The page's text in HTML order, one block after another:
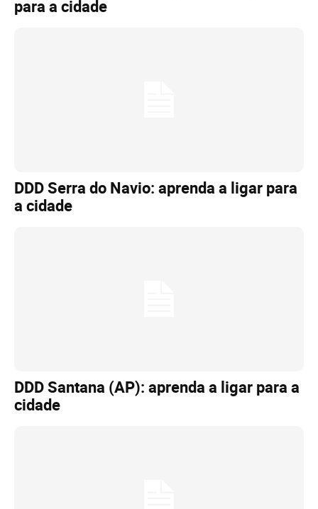
para a cidade
DDD Serra do Navio: aprenda a ligar para
a cidade
DDD Santana (AP): aprenda a ligar para a
cidade